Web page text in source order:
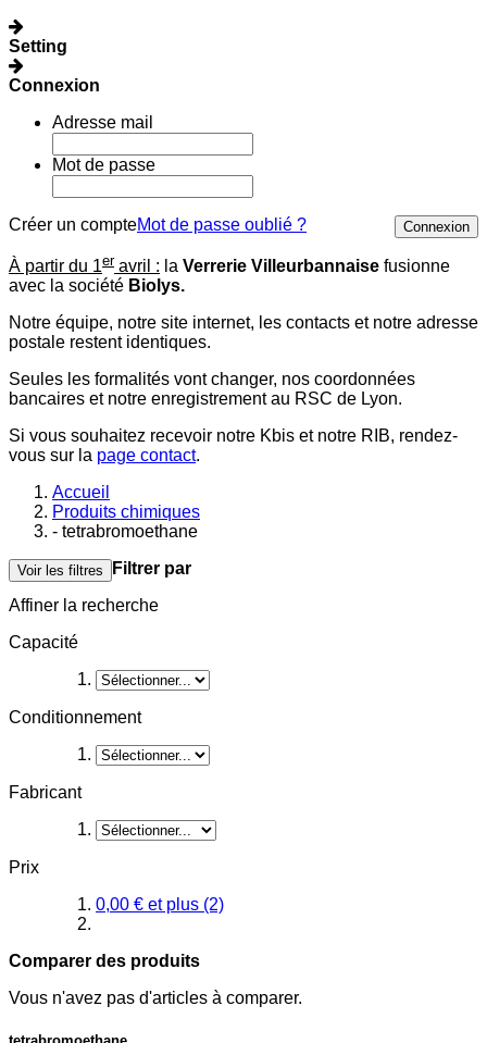
Setting
Connexion
Adresse mail
Mot de passe
Créer un compte Connexion
Mot de passe oublié ?
À partir du 1er avril : la Verrerie Villeurbannaise fusionne
avec la société Biolys.
Notre équipe, notre site internet, les contacts et notre adresse
postale restent identiques.
Seules les formalités vont changer, nos coordonnées
bancaires et notre enregistrement au RSC de Lyon.
Si vous souhaitez recevoir notre Kbis et notre RIB, rendez-
vous sur la page contact.
Accueil
Produits chimiques
- tetrabromoethane
Voir les filtres
Filtrer par
Affiner la recherche
Capacité
Conditionnement
Fabricant
Prix
0,00 € et plus (2)
Comparer des produits
Vous n'avez pas d'articles à comparer.